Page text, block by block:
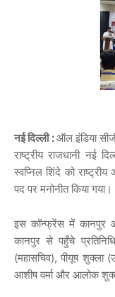
नई दिल्ली :ऑल इंडिया
राष्ट्रीय राजधानी नई
स्वप्निल शिंदे को राष्ट्रीय
पद पर मनोनीत किया गया।
इस कॉन्फ्रेंस में कानपुर
कानपुर से पहुँचे
(महासचिव), पीयूष शुक्ला
आशीष वर्मा और आलोक